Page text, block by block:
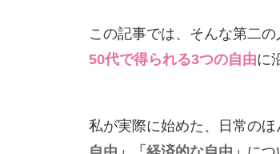
この記事では、そんな第二
50代で得られる3つの自由に
私が実際に始めた、日常のほ